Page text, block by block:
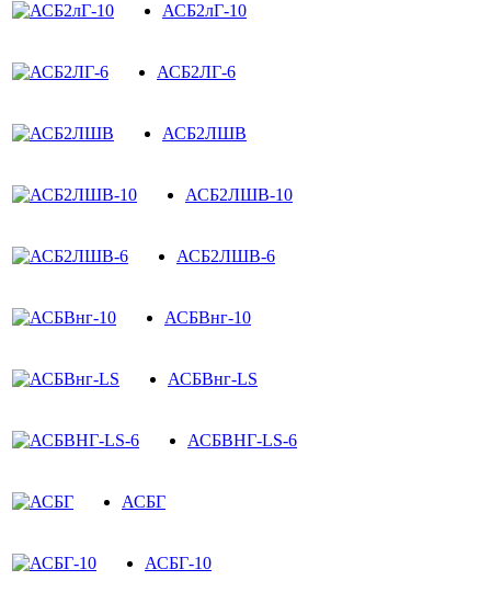
АСБ2лГ-10
АСБ2ЛГ-6
АСБ2ЛШВ
АСБ2ЛШВ-10
АСБ2ЛШВ-6
АСБВнг-10
АСБВнг-LS
АСБВНГ-LS-6
АСБГ
АСБГ-10